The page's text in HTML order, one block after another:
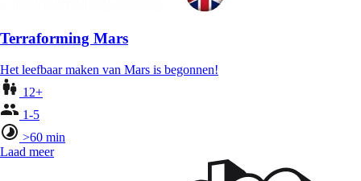
Terraforming Mars
Het leefbaar maken van Mars is begonnen!
12+
1-5
>60 min
Laad meer